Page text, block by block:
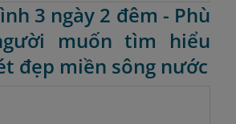
3 ngày 2 đêm - Phù
muốn tìm hiểu
đẹp miền sông nước